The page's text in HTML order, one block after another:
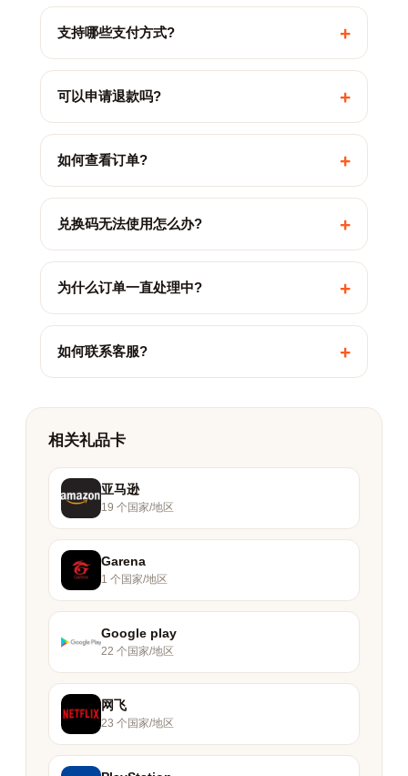
支持哪些支付方式? +
可以申请退款吗? +
如何查看订单? +
兑换码无法使用怎么办? +
为什么订单一直处理中? +
如何联系客服? +
相关礼品卡
亚马逊
19 个国家/地区
Garena
1 个国家/地区
Google play
22 个国家/地区
网飞
23 个国家/地区